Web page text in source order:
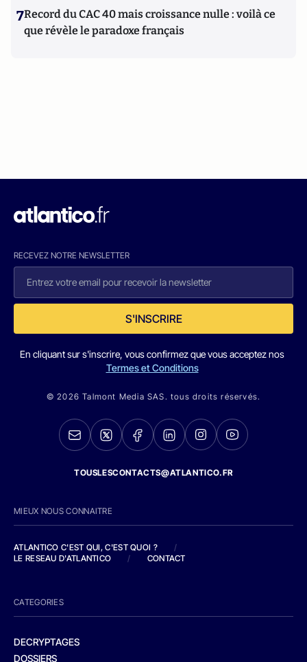
7Record du CAC 40 mais croissance nulle : voilà ce
que révèle le paradoxe français
RECEVEZ NOTRE NEWSLETTER
S'INSCRIRE
En cliquant sur s'inscrire, vous confirmez que vous acceptez nos
Termes et Conditions
© 2026 Talmont Media SAS. tous droits réservés.
TOUSLESCONTACTS@ATLANTICO.FR
MIEUX NOUS CONNAITRE
ATLANTICO C'EST QUI, C'EST QUOI ?
/
LE RESEAU D'ATLANTICO
/ CONTACT
CATEGORIES
DECRYPTAGES
DOSSIERS